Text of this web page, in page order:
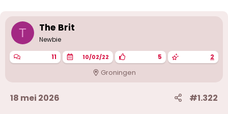
T The Brit
Newbie
11 10/02/22 5 2
Groningen
18 mei 2026 #1.322